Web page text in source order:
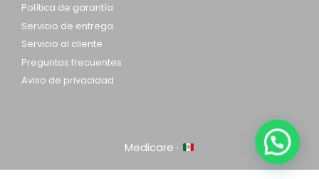
Política de garantía
Servicio de entrega
Servicio al cliente
Preguntas frecuentes
Aviso de privacidad
Medicare · Checkout